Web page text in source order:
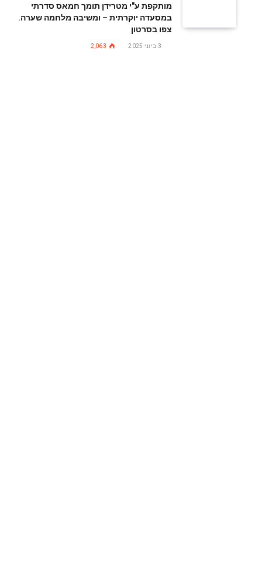
מותקפת ע"י מטרידן תומך חמאס סדרתי
במסעדה יוקרתית – ומשיבה מלחמה שערה.
צפו בסרטון
3 ביוני 2025 2,063